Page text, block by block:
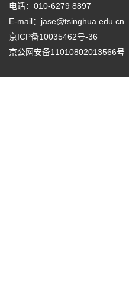
电话：010-6279 8897
E-mail： jase@tsinghua.edu.cn
京ICP备10035462号-36
京公网安备11010802013566号